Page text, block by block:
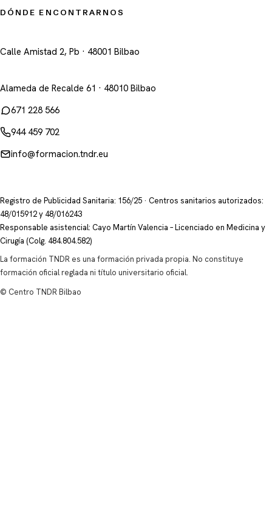
DÓNDE ENCONTRARNOS
Calle Amistad 2, Pb · 48001 Bilbao
Alameda de Recalde 61 · 48010 Bilbao
671 228 566
944 459 702
info@formacion.tndr.eu
Registro de Publicidad Sanitaria: 156/25 · Centros sanitarios autorizados:
48/015912 y 48/016243
Responsable asistencial: Cayo Martín Valencia – Licenciado en Medicina y
Cirugía (Colg. 484.804.582)
La formación TNDR es una formación privada propia. No constituye
formación oficial reglada ni título universitario oficial.
© Centro TNDR Bilbao